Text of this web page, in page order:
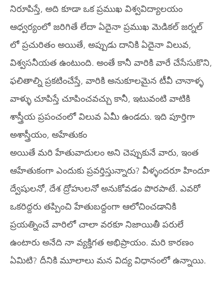
నిరూపిస్తే, అది కూడా ఒక ప్రముఖ విశ్వవిద్యాలయం
ఆధ్వర్యంలో జరిగితే లేదా ఏదైనా ప్రముఖ మెడికల్ జర్నల్
లో ప్రచురితం అయితే, అప్పుడు దానికి ఏదైనా విలువ,
విశ్వసనీయత ఉంటుంది. అంతే కానీ వారికి వారే చేసేసుకొని,
ఫలితాల్ని ప్రకటించేస్తే, వారికి అనుకూలమైన టీవీ చానాళ్ళ
వాళ్ళు చూపిస్తే చూపించవచ్చు కానీ, ఇటువంటి వాటికి
శాస్త్రీయ ప్రపంచంలో విలువ ఏమీ ఉండదు. ఇది పూర్తిగా
అశాస్త్రీయం, అహేతుకం
అయితే మరి హేతువాదులం అని చెప్పుకునే వారు, ఇంత
ఆహేతుకంగా ఎందుకు ప్రవర్తిస్తున్నారు? వీళ్ళందరూ హిందూ
ద్వేషులనో, దేశ ద్రోహులనో అనుకోవడం పొరపాటే. ఎవరో
ఒకరిద్దరు తప్పించి హేతుబద్దంగా ఆలోచించడానికి
ప్రయత్నించే వారిలో చాలా వరకూ నిజాయితీ పరులే
ఉంటారు అనేది నా వ్యక్తిగత అభిప్రాయం. మరి కారణం
ఏమిటి? దీనికి మూలాలు మన విద్య విధానంలో ఉన్నాయి.